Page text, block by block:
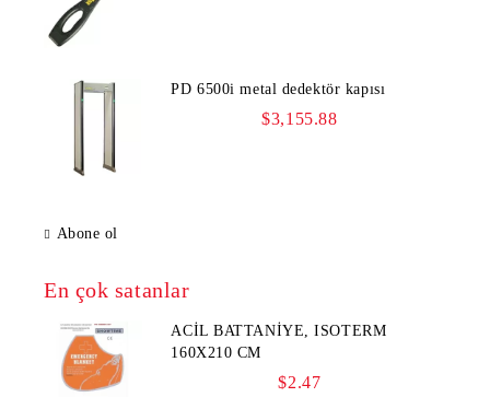
PD 6500i metal dedektör kapısı
$3,155.88
Abone ol
En çok satanlar
ACİL BATTANİYE, ISOTERM
160X210 CM
$2.47